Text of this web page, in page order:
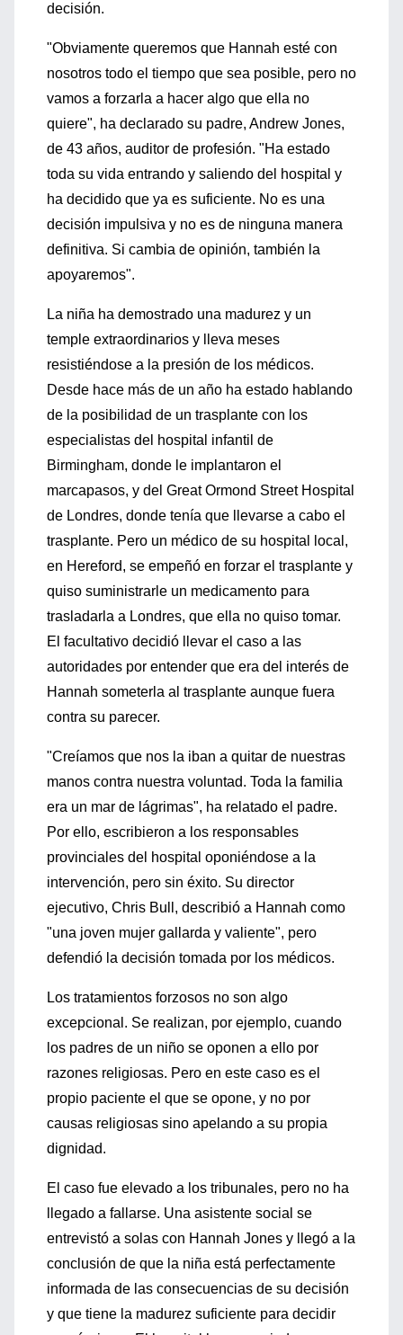
decisión.
"Obviamente queremos que Hannah esté con
nosotros todo el tiempo que sea posible, pero no
vamos a forzarla a hacer algo que ella no
quiere", ha declarado su padre, Andrew Jones,
de 43 años, auditor de profesión. "Ha estado
toda su vida entrando y saliendo del hospital y
ha decidido que ya es suficiente. No es una
decisión impulsiva y no es de ninguna manera
definitiva. Si cambia de opinión, también la
apoyaremos".
La niña ha demostrado una madurez y un
temple extraordinarios y lleva meses
resistiéndose a la presión de los médicos.
Desde hace más de un año ha estado hablando
de la posibilidad de un trasplante con los
especialistas del hospital infantil de
Birmingham, donde le implantaron el
marcapasos, y del Great Ormond Street Hospital
de Londres, donde tenía que llevarse a cabo el
trasplante. Pero un médico de su hospital local,
en Hereford, se empeñó en forzar el trasplante y
quiso suministrarle un medicamento para
trasladarla a Londres, que ella no quiso tomar.
El facultativo decidió llevar el caso a las
autoridades por entender que era del interés de
Hannah someterla al trasplante aunque fuera
contra su parecer.
"Creíamos que nos la iban a quitar de nuestras
manos contra nuestra voluntad. Toda la familia
era un mar de lágrimas", ha relatado el padre.
Por ello, escribieron a los responsables
provinciales del hospital oponiéndose a la
intervención, pero sin éxito. Su director
ejecutivo, Chris Bull, describió a Hannah como
"una joven mujer gallarda y valiente", pero
defendió la decisión tomada por los médicos.
Los tratamientos forzosos no son algo
excepcional. Se realizan, por ejemplo, cuando
los padres de un niño se oponen a ello por
razones religiosas. Pero en este caso es el
propio paciente el que se opone, y no por
causas religiosas sino apelando a su propia
dignidad.
El caso fue elevado a los tribunales, pero no ha
llegado a fallarse. Una asistente social se
entrevistó a solas con Hannah Jones y llegó a la
conclusión de que la niña está perfectamente
informada de las consecuencias de su decisión
y que tiene la madurez suficiente para decidir